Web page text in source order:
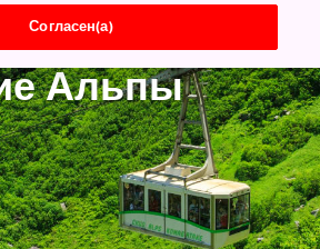
Альпы
Согласен(а)